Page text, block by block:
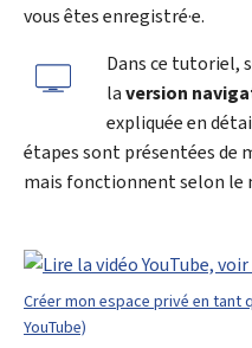
vous êtes enregistré·e.
Dans ce tutoriel,
laversion
expliquée en
étapes sont présentées de
mais fonctionnent selon le
Créer mon espace privé en tant
YouTube)